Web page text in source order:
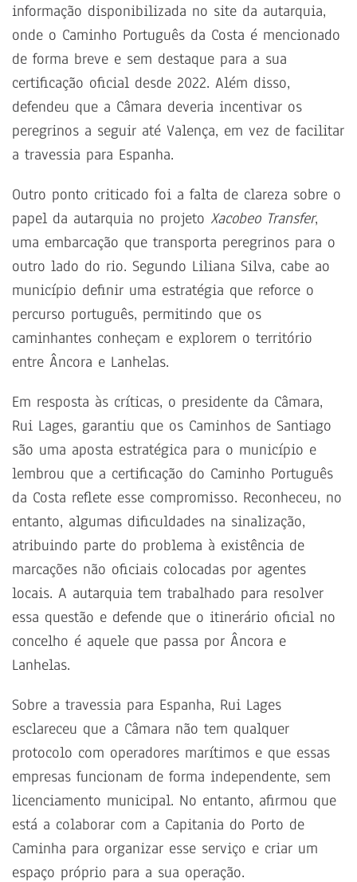
informação disponibilizada no site da autarquia,
onde o Caminho Português da Costa é mencionado
de forma breve e sem destaque para a sua
certificação oficial desde 2022. Além disso,
defendeu que a Câmara deveria incentivar os
peregrinos a seguir até Valença, em vez de facilitar
a travessia para Espanha.
Outro ponto criticado foi a falta de clareza sobre o
papel da autarquia no projeto Xacobeo Transfer,
uma embarcação que transporta peregrinos para o
outro lado do rio. Segundo Liliana Silva, cabe ao
município definir uma estratégia que reforce o
percurso português, permitindo que os
caminhantes conheçam e explorem o território
entre Âncora e Lanhelas.
Em resposta às críticas, o presidente da Câmara,
Rui Lages, garantiu que os Caminhos de Santiago
são uma aposta estratégica para o município e
lembrou que a certificação do Caminho Português
da Costa reflete esse compromisso. Reconheceu, no
entanto, algumas dificuldades na sinalização,
atribuindo parte do problema à existência de
marcações não oficiais colocadas por agentes
locais. A autarquia tem trabalhado para resolver
essa questão e defende que o itinerário oficial no
concelho é aquele que passa por Âncora e
Lanhelas.
Sobre a travessia para Espanha, Rui Lages
esclareceu que a Câmara não tem qualquer
protocolo com operadores marítimos e que essas
empresas funcionam de forma independente, sem
licenciamento municipal. No entanto, afirmou que
está a colaborar com a Capitania do Porto de
Caminha para organizar esse serviço e criar um
espaço próprio para a sua operação.